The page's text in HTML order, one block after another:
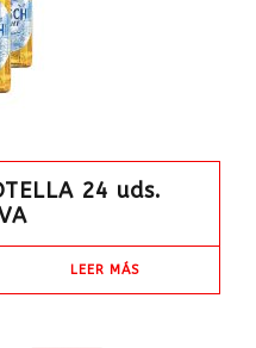
24 uds.
LEER MÁS